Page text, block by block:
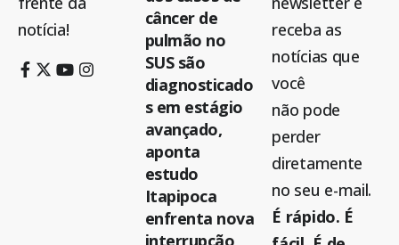
notícia!
câncer de
pulmão no
SUS são
diagnosticado
s em estágio
avançado,
aponta
estudo
Itapipoca
enfrenta nova
interrupção
receba as
notícias que
você
não pode
perder
diretamente
no seu e-mail.
É rápido. É